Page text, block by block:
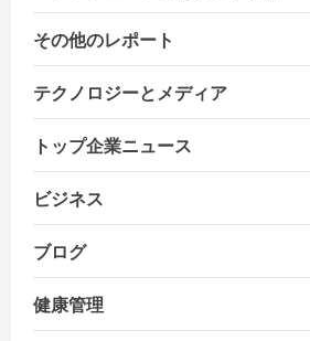
その他のレポート
テクノロジーとメディア
トップ企業ニュース
ビジネス
ブログ
健康管理